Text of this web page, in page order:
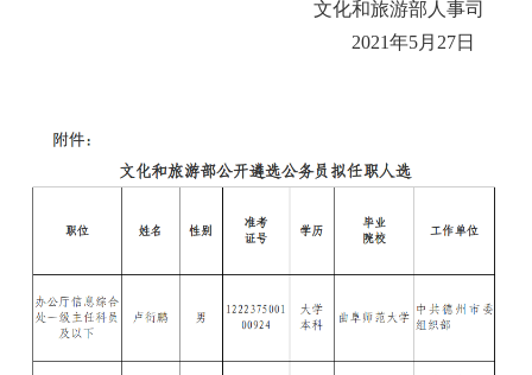
文化和旅游部人事司
2021年5月 27日